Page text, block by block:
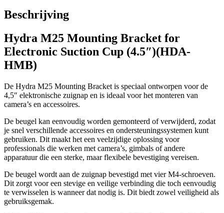
Beschrijving
Hydra M25 Mounting Bracket for
Electronic Suction Cup (4.5″)(HDA-
HMB)
De Hydra M25 Mounting Bracket is speciaal ontworpen voor de
4,5″ elektronische zuignap en is ideaal voor het monteren van
camera’s en accessoires.
De beugel kan eenvoudig worden gemonteerd of verwijderd, zodat
je snel verschillende accessoires en ondersteuningssystemen kunt
gebruiken. Dit maakt het een veelzijdige oplossing voor
professionals die werken met camera’s, gimbals of andere
apparatuur die een sterke, maar flexibele bevestiging vereisen.
De beugel wordt aan de zuignap bevestigd met vier M4-schroeven.
Dit zorgt voor een stevige en veilige verbinding die toch eenvoudig
te verwisselen is wanneer dat nodig is. Dit biedt zowel veiligheid als
gebruiksgemak.